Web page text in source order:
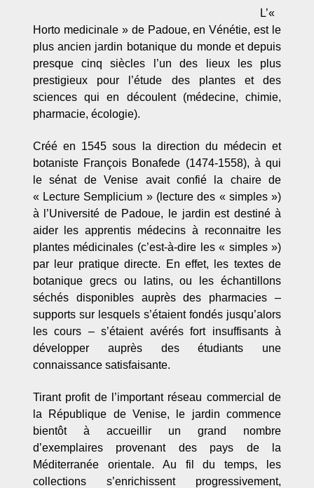
L’«
Horto medicinale » de Padoue, en Vénétie, est le
plus ancien jardin botanique du monde et depuis
presque cinq siècles l’un des lieux les plus
prestigieux pour l’étude des plantes et des
sciences qui en découlent (médecine, chimie,
pharmacie, écologie).
Créé en 1545 sous la direction du médecin et
botaniste François Bonafede (1474-1558), à qui
le sénat de Venise avait confié la chaire de
« Lecture Semplicium » (lecture des « simples »)
à l’Université de Padoue, le jardin est destiné à
aider les apprentis médecins à reconnaitre les
plantes médicinales (c’est-à-dire les « simples »)
par leur pratique directe. En effet, les textes de
botanique grecs ou latins, ou les échantillons
séchés disponibles auprès des pharmacies –
supports sur lesquels s’étaient fondés jusqu’alors
les cours – s’étaient avérés fort insuffisants à
développer auprès des étudiants une
connaissance satisfaisante.
Tirant profit de l’important réseau commercial de
la République de Venise, le jardin commence
bientôt à accueillir un grand nombre
d’exemplaires provenant des pays de la
Méditerranée orientale. Au fil du temps, les
collections s’enrichissent progressivement,